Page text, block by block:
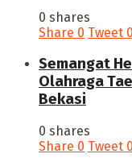
0 shares
Share 0 Tweet 0
Semangat
Olahraga
Bekasi
0 shares
Share 0 Tweet 0